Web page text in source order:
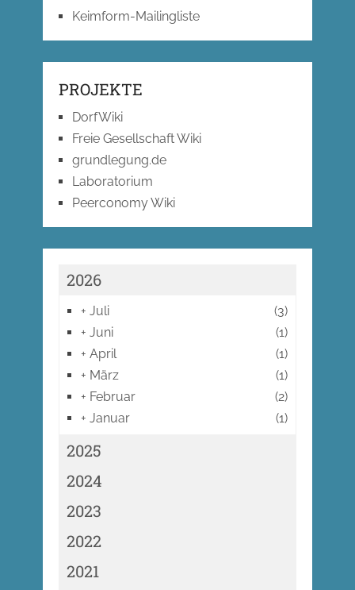
Keimform-Mailingliste
PROJEKTE
DorfWiki
Freie Gesellschaft Wiki
grundlegung.de
Laboratorium
Peerconomy Wiki
2026
+ Juli
(3)
+ Juni
(1)
+ April
(1)
+ März
(1)
+ Februar
(2)
+ Januar (1)
2025
2024
2023
2022
2021